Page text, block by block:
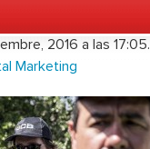
2016 a las 17:05.
Marketing